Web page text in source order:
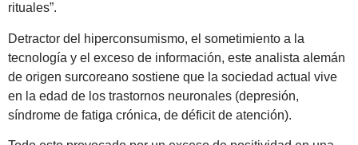
rituales”.
Detractor del hiperconsumismo, el sometimiento a la
tecnología y el exceso de información, este analista alemán
de origen surcoreano sostiene que la sociedad actual vive
en la edad de los trastornos neuronales (depresión,
síndrome de fatiga crónica, de déficit de atención).